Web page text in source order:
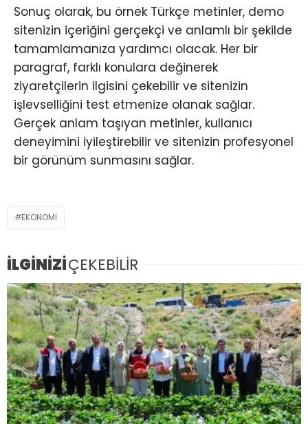
Sonuç olarak, bu örnek Türkçe metinler, demo
sitenizin içeriğini gerçekçi ve anlamlı bir şekilde
tamamlamanıza yardımcı olacak. Her bir
paragraf, farklı konulara değinerek
ziyaretçilerin ilgisini çekebilir ve sitenizin
işlevselliğini test etmenize olanak sağlar.
Gerçek anlam taşıyan metinler, kullanıcı
deneyimini iyileştirebilir ve sitenizin profesyonel
bir görünüm sunmasını sağlar.
EKONOMI
İLGİNİZİÇEKEBİLİR